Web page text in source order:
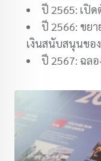
ปี 2565: เปิด
ปี 2566: ขยา
เงินสนับสนุนขอ
ปี 2567: ฉล